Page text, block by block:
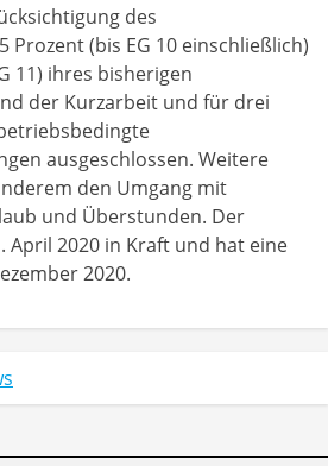
des
Prozent (bis EG 10 einschließlich)
11) ihres bisherigen
der Kurzarbeit und für drei
ausgeschlossen. Weitere
den Umgang mit
und Überstunden. Der
2020 in Kraft und hat eine
2020.